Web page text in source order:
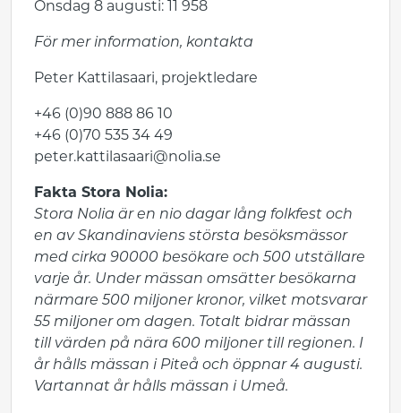
Onsdag 8 augusti: 11 958
För mer information, kontakta
Peter Kattilasaari, projektledare
+46 (0)90 888 86 10
+46 (0)70 535 34 49
peter.kattilasaari@nolia.se
Fakta Stora Nolia:
Stora Nolia är en nio dagar lång folkfest och
en av Skandinaviens största besöksmässor
med cirka 90000 besökare och 500 utställare
varje år. Under mässan omsätter besökarna
närmare 500 miljoner kronor, vilket motsvarar
55 miljoner om dagen. Totalt bidrar mässan
till värden på nära 600 miljoner till regionen. I
år hålls mässan i Piteå och öppnar 4 augusti.
Vartannat år hålls mässan i Umeå.